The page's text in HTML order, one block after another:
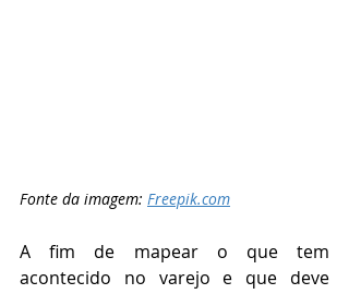
Fonte da imagem: Freepik.com
A fim de mapear o que tem
acontecido no varejo e que deve